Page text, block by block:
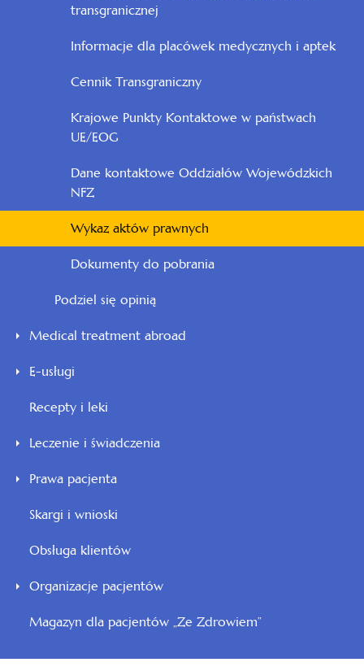
transgranicznej
Informacje dla placówek medycznych i aptek
Cennik Transgraniczny
Krajowe Punkty Kontaktowe w państwach
UE/EOG
Dane kontaktowe Oddziałów Wojewódzkich
NFZ
Wykaz aktów prawnych
Dokumenty do pobrania
Podziel się opiniąotwiera
w
Medical treatment abroad
E-usługi
Recepty i leki
Leczenie i świadczenia
Prawa pacjenta
Skargi i wnioski
Obsługa klientów
Organizacje pacjentów
Magazyn dla pacjentów „Ze Zdrowiem”